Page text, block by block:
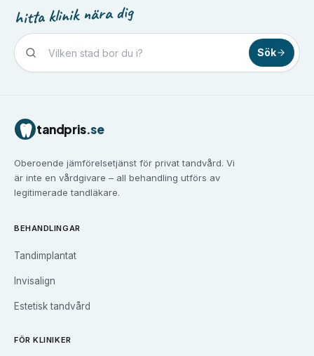
hitta klinik nära dig
Sök
Tandvård i
Tandvård iFalun
Tandvård i Göteborg
Tandvård iHalmstad
Tandvård iHelsingborg
Tandvård iJärfälla
Tandvård i
Tandvård i Kalmar
Tandvård i
tandpris.se
Oberoende jämförelsetjänst för privat tandvård. Vi
är inte en vårdgivare – all behandling utförs av
legitimerade tandläkare.
BEHANDLINGAR
Tandimplantat
Invisalign
Estetisk tandvård
FÖR KLINIKER